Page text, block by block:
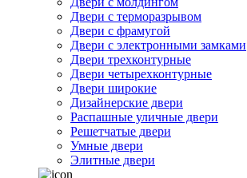
Двери с терморазрывом
Двери с фрамугой
Двери с электронными замками
Двери трехконтурные
Двери четырехконтурные
Двери широкие
Дизайнерские двери
Распашные уличные двери
Решетчатые двери
Умные двери
Элитные двери